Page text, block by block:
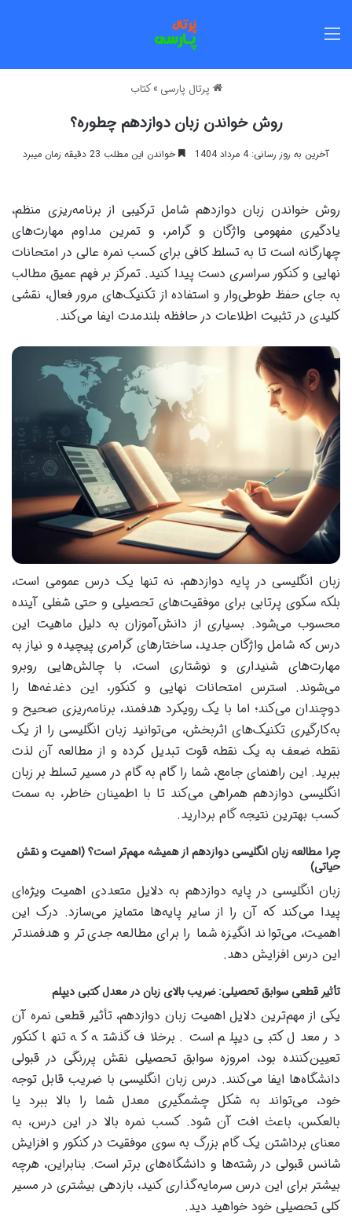
پرتال پارسی » کتاب
روش خواندن زبان دوازدهم چطوره؟
آخرین به روز رسانی: 4 مرداد 1404 خواندن این مطلب 23 دقیقه زمان میبرد
روش خواندن زبان دوازدهم شامل ترکیبی از برنامه‌ریزی منظم،
یادگیری مفهومی واژگان و گرامر، و تمرین مداوم مهارت‌های
چهارگانه است تا به تسلط کافی برای کسب نمره عالی در امتحانات
نهایی و کنکور سراسری دست پیدا کنید. تمرکز بر فهم عمیق مطالب
به جای حفظ طوطی‌وار و استفاده از تکنیک‌های مرور فعال، نقشی
کلیدی در تثبیت اطلاعات در حافظه بلندمدت ایفا می‌کند.
زبان انگلیسی در پایه دوازدهم، نه تنها یک درس عمومی است،
بلکه سکوی پرتابی برای موفقیت‌های تحصیلی و حتی شغلی آینده
محسوب می‌شود. بسیاری از دانش‌آموزان به دلیل ماهیت این
درس که شامل واژگان جدید، ساختارهای گرامری پیچیده و نیاز به
مهارت‌های شنیداری و نوشتاری است، با چالش‌هایی روبرو
می‌شوند. استرس امتحانات نهایی و کنکور، این دغدغه‌ها را
دوچندان می‌کند؛ اما با یک رویکرد هدفمند، برنامه‌ریزی صحیح و
به‌کارگیری تکنیک‌های اثربخش، می‌توانید زبان انگلیسی را از یک
نقطه ضعف به یک نقطه قوت تبدیل کرده و از مطالعه آن لذت
ببرید. این راهنمای جامع، شما را گام به گام در مسیر تسلط بر زبان
انگلیسی دوازدهم همراهی می‌کند تا با اطمینان خاطر، به سمت
کسب بهترین نتیجه گام بردارید.
چرا مطالعه زبان انگلیسی دوازدهم از همیشه مهم‌تر است؟ (اهمیت و نقش
حیاتی)
زبان انگلیسی در پایه دوازدهم به دلایل متعددی اهمیت ویژه‌ای
پیدا می‌کند که آن را از سایر پایه‌ها متمایز می‌سازد. درک این
اهمیت، می‌تواند انگیزه شما را برای مطالعه جدی‌تر و هدفمندتر
این درس افزایش دهد.
تأثیر قطعی سوابق تحصیلی: ضریب بالای زبان در معدل کتبی دیپلم
یکی از مهم‌ترین دلایل اهمیت زبان دوازدهم، تأثیر قطعی نمره آن
در معدل کتبی دیپلم است. برخلاف گذشته که تنها کنکور
تعیین‌کننده بود، امروزه سوابق تحصیلی نقش پررنگی در قبولی
دانشگاه‌ها ایفا می‌کنند. درس زبان انگلیسی با ضریب قابل توجه
خود، می‌تواند به شکل چشمگیری معدل شما را بالا ببرد یا
بالعکس، باعث افت آن شود. کسب نمره بالا در این درس، به
معنای برداشتن یک گام بزرگ به سوی موفقیت در کنکور و افزایش
شانس قبولی در رشته‌ها و دانشگاه‌های برتر است. بنابراین، هرچه
بیشتر برای این درس سرمایه‌گذاری کنید، بازدهی بیشتری در مسیر
کلی تحصیلی خود خواهید دید.